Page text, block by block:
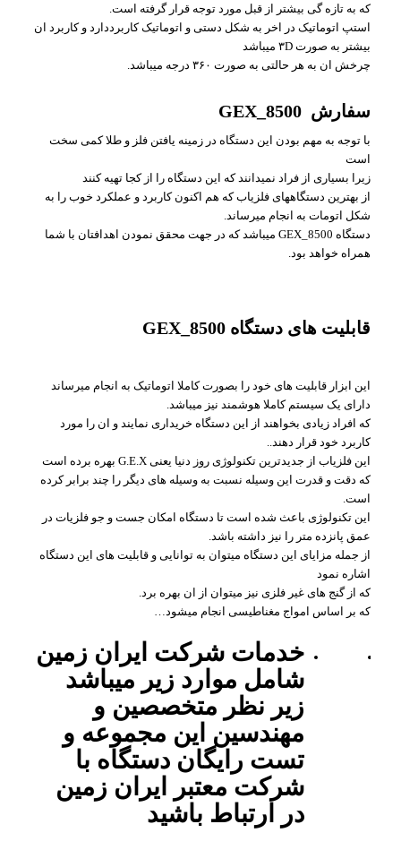
که به تازه گی بیشتر از قبل مورد توجه قرار گرفته است.
استپ اتوماتیک در اخر به شکل دستی و اتوماتیک کاربرددارد و کاربرد ان
بیشتر به صورت ۳D میباشد
چرخش ان به هر حالتی به صورت ۳۶۰ درجه میباشد.
سفارش GEX_8500
با توجه به مهم بودن این دستگاه در زمینه یافتن فلز و طلا کمی سخت
است
زیرا بسیاری از فراد نمیدانند که این دستگاه را از کجا تهیه کنند
از بهترین دستگاههای فلزیاب که هم اکنون کاربرد و عملکرد خوب را به
شکل اتومات به انجام میرساند.
دستگاه GEX_8500 میباشد که در جهت محقق نمودن اهدافتان با شما
همراه خواهد بود.
قابلیت های دستگاه GEX_8500
این ابزار قابلیت های خود را بصورت کاملا اتوماتیک به انجام میرساند
دارای یک سیستم کاملا هوشمند نیز میباشد.
که افراد زیادی بخواهند از این دستگاه خریداری نمایند و ان را مورد
کاربرد خود قرار دهند..
این فلزیاب از جدیدترین تکنولوژی روز دنیا یعنی G.E.X بهره برده است
که دقت و قدرت این وسیله نسبت به وسیله های دیگر را چند برابر کرده
است.
این تکنولوژی باعث شده است تا دستگاه امکان جست و جو فلزیات در
عمق پانزده متر را نیز داشته باشد.
از جمله مزایای این دستگاه میتوان به توانایی و قابلیت های این دستگاه
اشاره نمود
که از گنج های غیر فلزی نیز میتوان از ان بهره برد.
که بر اساس امواج مغناطیسی انجام میشود…
خدمات شرکت ایران زمین
شامل موارد زیر میباشد
زیر نظر متخصصین و
مهندسین این مجموعه و
تست رایگان دستگاه با
شرکت معتبر ایران زمین
در ارتباط باشید